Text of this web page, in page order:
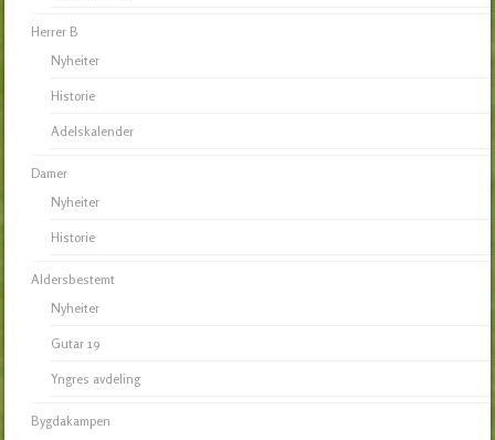
Herrer B
Nyheiter
Historie
Adelskalender
Damer
Nyheiter
Historie
Aldersbestemt
Nyheiter
Gutar 19
Yngres avdeling
Bygdakampen